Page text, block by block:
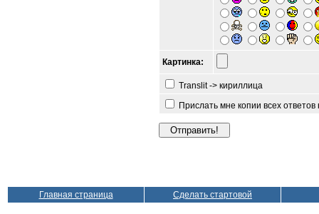
Картинка:
Translit -> кириллица
Прислать мне копии всех
Главная страница Сделать стартовой